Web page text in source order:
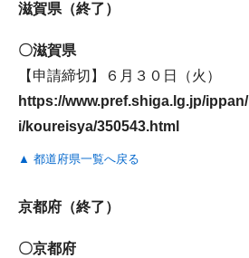
滋賀県（終了）
〇滋賀県
【申請締切】６月３０日（火）
https://www.pref.shiga.lg.jp/
i/koureisya/350543.html
▲ 都道府県一覧へ戻る
京都府（終了）
〇京都府